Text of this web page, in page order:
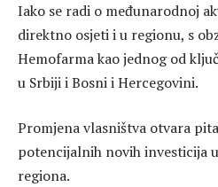
Iako se radi o međunarodnoj
direktno osjeti i u regionu, s
Hemofarma kao jednog od
u Srbiji i Bosni i Hercegovini.
Promjena vlasništva otvara
potencijalnih novih investicija
regiona.